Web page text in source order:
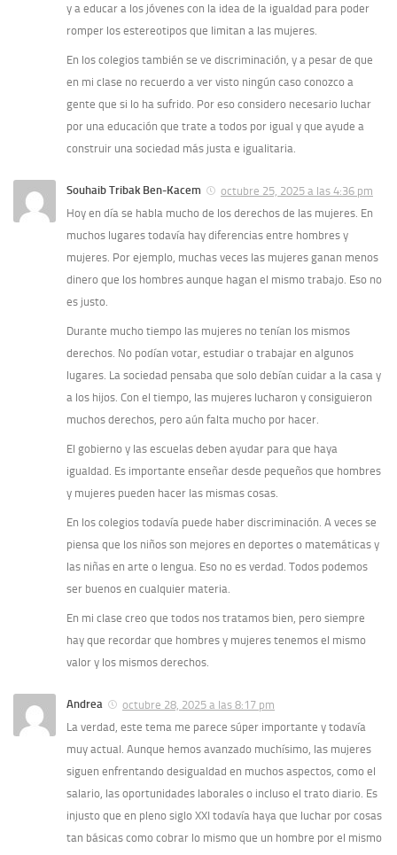
y a educar a los jóvenes con la idea de la igualdad para poder
romper los estereotipos que limitan a las mujeres.
En los colegios también se ve discriminación, y a pesar de que
en mi clase no recuerdo a ver visto ningún caso conozco a
gente que si lo ha sufrido. Por eso considero necesario luchar
por una educación que trate a todos por igual y que ayude a
construir una sociedad más justa e igualitaria.
Souhaib Tribak Ben-Kacem
octubre 25, 2025 a las 4:36 pm
Hoy en día se habla mucho de los derechos de las mujeres. En
muchos lugares todavía hay diferencias entre hombres y
mujeres. Por ejemplo, muchas veces las mujeres ganan menos
dinero que los hombres aunque hagan el mismo trabajo. Eso no
es justo.
Durante mucho tiempo las mujeres no tenían los mismos
derechos. No podían votar, estudiar o trabajar en algunos
lugares. La sociedad pensaba que solo debían cuidar a la casa y
a los hijos. Con el tiempo, las mujeres lucharon y consiguieron
muchos derechos, pero aún falta mucho por hacer.
El gobierno y las escuelas deben ayudar para que haya
igualdad. Es importante enseñar desde pequeños que hombres
y mujeres pueden hacer las mismas cosas.
En los colegios todavía puede haber discriminación. A veces se
piensa que los niños son mejores en deportes o matemáticas y
las niñas en arte o lengua. Eso no es verdad. Todos podemos
ser buenos en cualquier materia.
En mi clase creo que todos nos tratamos bien, pero siempre
hay que recordar que hombres y mujeres tenemos el mismo
valor y los mismos derechos.
Andrea
octubre 28, 2025 a las 8:17 pm
La verdad, este tema me parece súper importante y todavía
muy actual. Aunque hemos avanzado muchísimo, las mujeres
siguen enfrentando desigualdad en muchos aspectos, como el
salario, las oportunidades laborales o incluso el trato diario. Es
injusto que en pleno siglo XXI todavía haya que luchar por cosas
tan básicas como cobrar lo mismo que un hombre por el mismo